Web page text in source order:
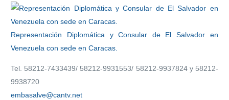
Representación Diplomática y Consular de El Salvador en
Venezuela con sede en Caracas.
Tel. 58212-7433439/ 58212-9931553/ 58212-9937824 y 58212-
9938720
embasalve@cantv.net